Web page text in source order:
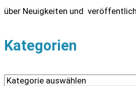
über Neuigkeiten und
Kategorien
K